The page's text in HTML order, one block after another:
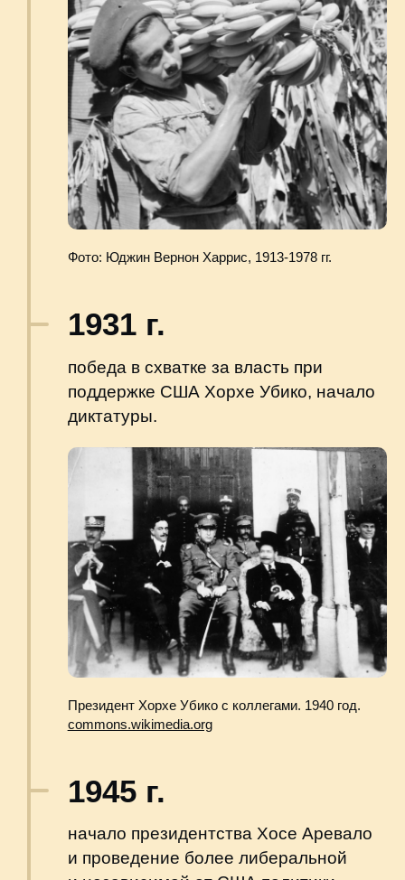
1960 г.
гражданская война, которая привела
к последующим затяжным репрессиям,
нескольким волнам эмиграции
и конфликтам и длилась
до подписания мирного соглашения
в 1996 году.
и Гватемалы, составленная ЦРУ в 1961
commons.wikimedia.org
1992 г.
Нобелевскую премию мира получила
индейская активистка Ригоберта
Менчу, которая боролась
с гватемальской диктатурой.
Послушать речь на вручении
Нобелевской премии